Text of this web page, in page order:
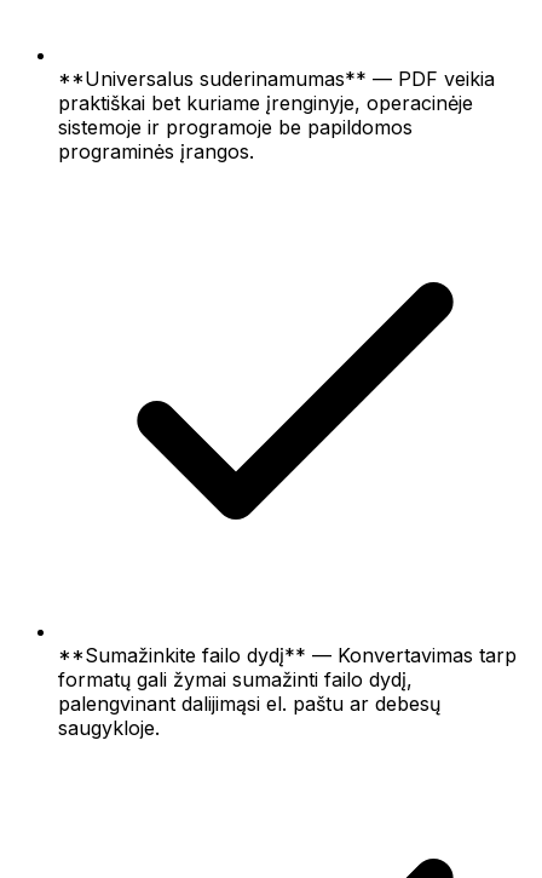
**Universalus suderinamumas** — PDF veikia
praktiškai bet kuriame įrenginyje, operacinėje
sistemoje ir programoje be papildomos
programinės įrangos.
**Sumažinkite failo dydį** — Konvertavimas tarp
formatų gali žymai sumažinti failo dydį,
palengvinant dalijimąsi el. paštu ar debesų
saugykloje.